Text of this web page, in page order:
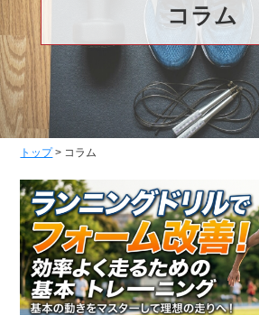
コラム
トップ> コラム